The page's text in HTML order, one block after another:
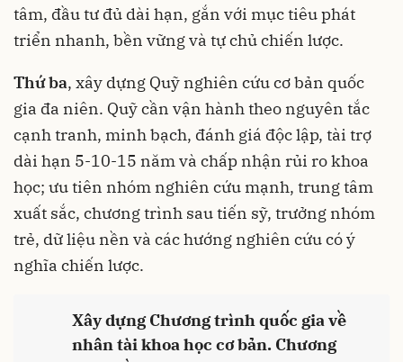
tâm, đầu tư đủ dài hạn, gắn với mục tiêu phát
triển nhanh, bền vững và tự chủ chiến lược.
Thứ ba, xây dựng Quỹ nghiên cứu cơ bản quốc
gia đa niên. Quỹ cần vận hành theo nguyên tắc
cạnh tranh, minh bạch, đánh giá độc lập, tài trợ
dài hạn 5-10-15 năm và chấp nhận rủi ro khoa
học; ưu tiên nhóm nghiên cứu mạnh, trung tâm
xuất sắc, chương trình sau tiến sỹ, trưởng nhóm
trẻ, dữ liệu nền và các hướng nghiên cứu có ý
nghĩa chiến lược.
Xây dựng Chương trình quốc gia về
nhân tài khoa học cơ bản. Chương